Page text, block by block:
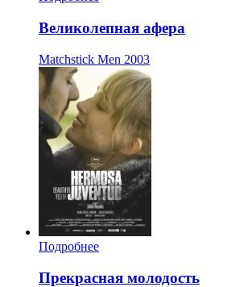
Великолепная афера
Matchstick Men 2003
Подробнее
Прекрасная молодость